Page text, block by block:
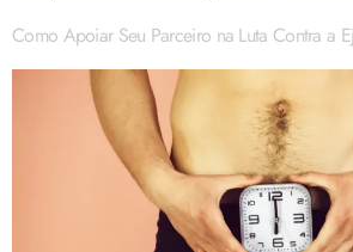
Como Apoiar Seu Parceiro na Luta Contra a